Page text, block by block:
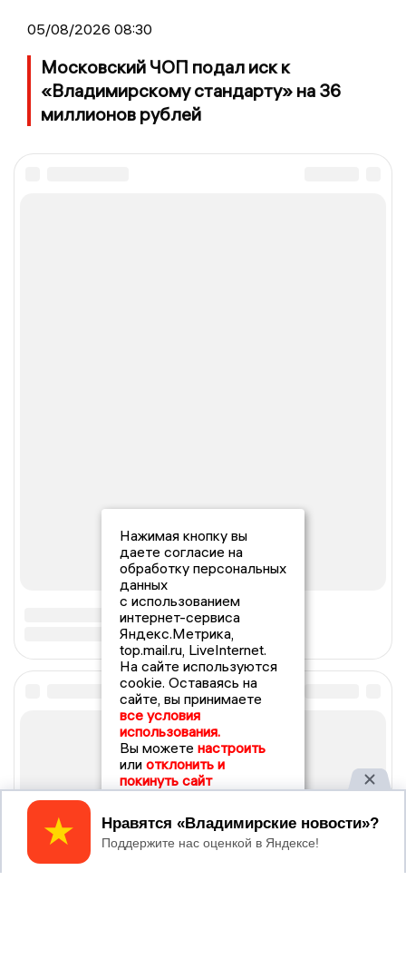
05/08/2026 08:30
Московский ЧОП подал иск к
«Владимирскому стандарту» на 36
миллионов рублей
Нажимая кнопку вы
даете согласие на
обработку персональных
данных
с использованием
интернет-сервиса
Яндекс.Метрика,
top.mail.ru, LiveInternet.
На сайте используются
cookie. Оставаясь на
сайте, вы принимаете
все условия
использования.
Вы можете настроить
или отклонить и
покинуть сайт
Принять